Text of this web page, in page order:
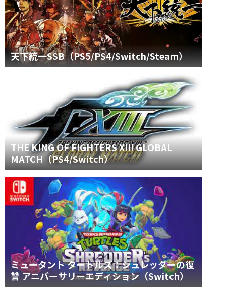
天下統一SSB（PS5/PS4/Switch/Steam）
THE KING OF FIGHTERS XIII GLOBAL
MATCH（PS4/Switch）
ミュータント タートルズ：シュレッダーの復
讐 アニバーサリーエディション（Switch）